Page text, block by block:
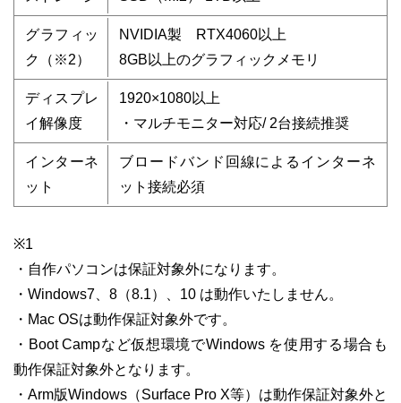
グラフィッ
ク（※2）
NVIDIA製 RTX4060以上
8GB以上のグラフィックメモリ
ディスプレ
イ解像度
1920×1080以上
・マルチモニター対応/ 2台接続推奨
インターネ
ット
ブロードバンド回線によるインターネ
ット接続必須
※1
・自作パソコンは保証対象外になります。
・Windows7、8（8.1）、10 は動作いたしません。
・Mac OSは動作保証対象外です。
・Boot Campなど仮想環境でWindows を使用する場合も
動作保証対象外となります。
・Arm版Windows（Surface Pro X等）は動作保証対象外と